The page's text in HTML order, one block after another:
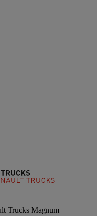
Trucks Magnum